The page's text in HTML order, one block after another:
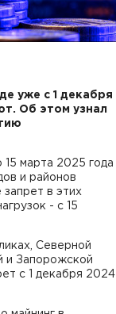
уже с 1 декабря
Об этом узнал
15 марта 2025 года
и районов
в этих
- с 15
Северной
и Запорожской
с 1 декабря 2024